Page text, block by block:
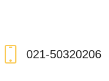
021-50320206